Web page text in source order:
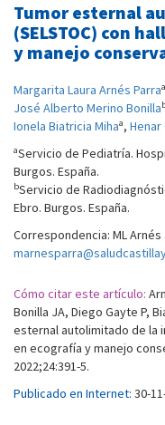
Tumor esternal
(SELSTOC) con
y manejo
Margarita Laura Arnés Parraa
José Alberto Merino Bonilla
Ionela Biatricia Mihaa,
aServicio de Pediatría.
Burgos. España.
bServicio de
Ebro. Burgos. España.
Correspondencia: ML
Cómo citar este artículo:
Bonilla JA, Diego Gayte P,
esternal autolimitado de la
en ecografía y manejo
2022;24:391-5.
Publicado en Internet: 30-